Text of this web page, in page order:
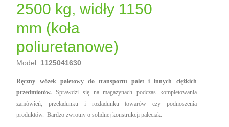
2500 kg, widły 1150
mm (koła
poliuretanowe)
Model: 1125041630
Ręczny wózek paletowy do transportu palet i innych ciężkich
przedmiotów.Sprawdzi się na magazynach podczas kompletowania
zamówień, przeładunku i rozładunku towarów czy podnoszenia
produktów. Bardzo zwrotny o solidnej konstrukcji paleciak.